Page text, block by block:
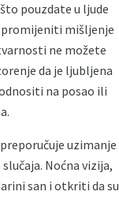
pouzdate u ljude
promijeniti mišljenje
ne možete
da je ljubljena
na posao ili
uzimanje
Noćna vizija,
san i otkriti da su